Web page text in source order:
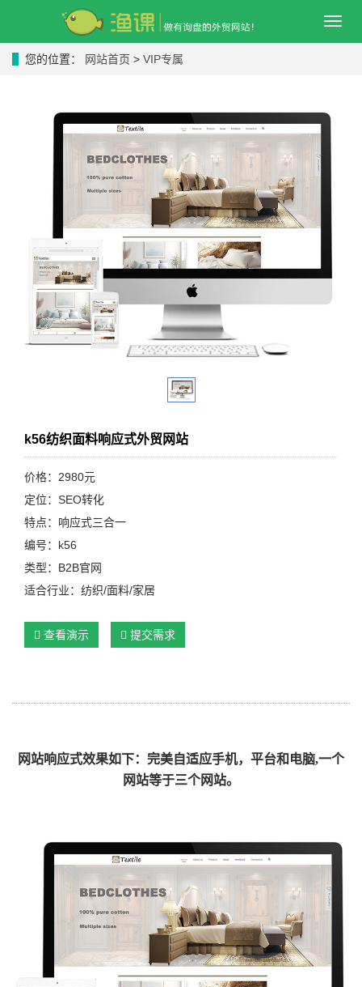
导
您的位置： 网站首页 > VIP专属
k56纺织面料响应式外贸网站
价格：2980元
定位：SEO转化
特点：响应式三合一
编号：k56
类型：B2B官网
适合行业：纺织/面料/家居
查看演示 提交需求
网站响应式效果如下：完美自适应手机，平台和电脑,一个
网站等于三个网站。